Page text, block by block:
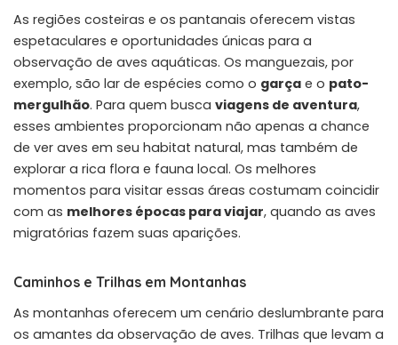
As regiões costeiras e os pantanais oferecem vistas
espetaculares e oportunidades únicas para a
observação de aves aquáticas. Os manguezais, por
exemplo, são lar de espécies como o garça e o pato-
mergulhão. Para quem busca viagens de aventura,
esses ambientes proporcionam não apenas a chance
de ver aves em seu habitat natural, mas também de
explorar a rica flora e fauna local. Os melhores
momentos para visitar essas áreas costumam coincidir
com as melhores épocas para viajar, quando as aves
migratórias fazem suas aparições.
Caminhos e Trilhas em Montanhas
As montanhas oferecem um cenário deslumbrante para
os amantes da observação de aves. Trilhas que levam a